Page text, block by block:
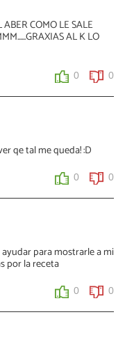
COMO LE SALE
AL K LO
0 0
qe tal me queda! :D
0 0
para mostrarle a mi
por la receta
0 0